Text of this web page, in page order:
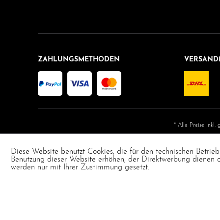
ZAHLUNGSMETHODEN
* Alle Preise inkl.
Diese Website benutzt Cookies, die für den technischen
Benutzung dieser Website erhöhen, der Direktwerbung
werden nur mit Ihrer Zustimmung gesetzt.